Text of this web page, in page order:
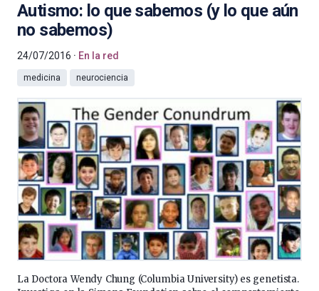
Autismo: lo que sabemos (y lo que aún
no sabemos)
24/07/2016 En la red
medicina neurociencia
La Doctora Wendy Chung (Columbia University) es genetista.